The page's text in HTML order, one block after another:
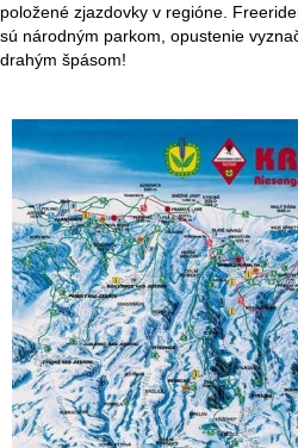
položené zjazdovky v regióne.
sú národným parkom, opustenie
drahým špásom!